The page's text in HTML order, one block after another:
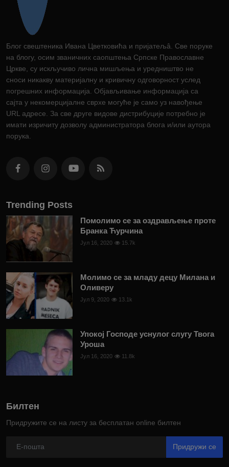
Блог свештеника Ивана Цветковића и пријатељâ. Све поруке
на блогу, осим званичних саопштења Српске Православне
Цркве, су искључиво лична мишљења и уредништво не
сноси никакву материјалну и кривичну одговорност услед
погрешних информација. Објављивање информација са
сајта у некомерцијалне сврхе могуће је само уз навођење
URL адресе. За све друге видове дистрибуције потребно је
имати изричиту дозволу администратора блога и/или аутора
порука.
Trending Posts
Помолимо се за оздрављење проте
Бранка Ћурчина
Јул 16, 2020 15.7k
Молимо се за младу децу Милана и
Оливеру
Јул 9, 2020 13.1k
Упокој Господе уснулог слугу Твога
Уроша
Јул 16, 2020 11.8k
Билтен
Придружите се на листу за бесплатан online билтен
Придружи се